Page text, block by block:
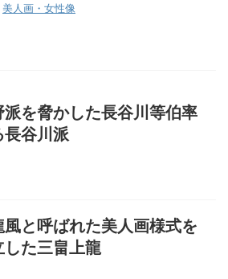
美人画・女性像
派を脅かした長谷川等伯率
長谷川派
風と呼ばれた美人画様式を
した三畠上龍